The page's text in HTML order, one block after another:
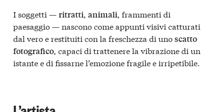
I soggetti —ritratti, animali, frammenti di
paesaggio — nascono come appunti visivi catturati
dal vero e restituiti con la freschezza di unoscatto
fotografico, capaci di trattenere la vibrazione di un
istante e di fissarne l’emozione fragile e irripetibile.